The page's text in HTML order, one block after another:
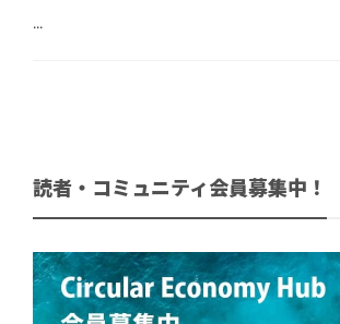
...
読者・コミュニティ会員募集中！